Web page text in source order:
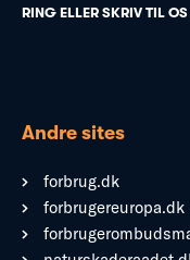
RING ELLER SKRIV TIL
Andre sites
forbrug.dk
forbrugereuropa.dk